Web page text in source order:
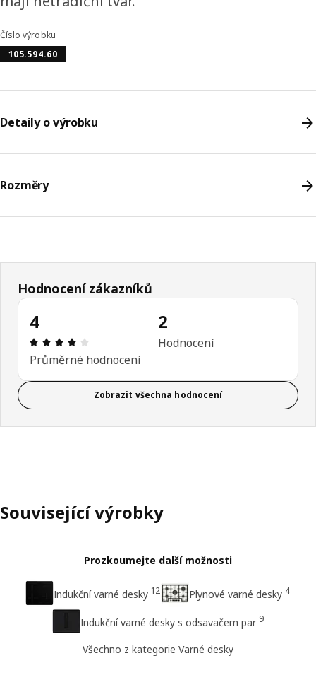
Číslo výrobku
105.594.60
Detaily o výrobku
Rozměry
Hodnocení zákazníků
4
Hodnocení výrobku: 4 z 5 hvězdičky/hvězdiček
Průměrné hodnocení
2
Hodnocení
Zobrazit všechna hodnocení
Související výrobky
Prozkoumejte další možnosti
Indukční varné desky 12 Plynové varné desky 4
Indukční varné desky s odsavačem par 9
Všechno z kategorie Varné desky